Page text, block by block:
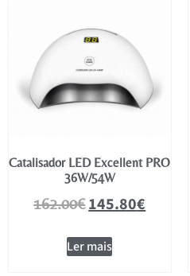
Catalisador LED Excellent PRO
36W/54W
162.00€145.80€
Ler mais